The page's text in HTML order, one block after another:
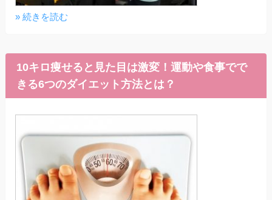
» 続きを読む
10キロ痩せると見た目は激変！運動や食事でで
きる6つのダイエット方法とは？